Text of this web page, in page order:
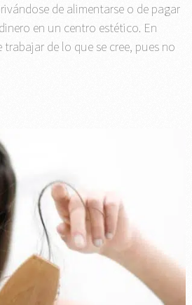
de alimentarse o de pagar
en un centro estético. En
trabajar de lo que se cree, pues no